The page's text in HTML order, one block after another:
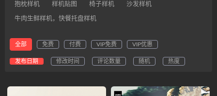
抱枕样机 样机贴图 椅子样机 沙发样机
牛肉生鲜样机，快餐托盘样机
全部 免费 付费 VIP免费 VIP优惠
发布日期 修改时间 评论数量 随机 热度